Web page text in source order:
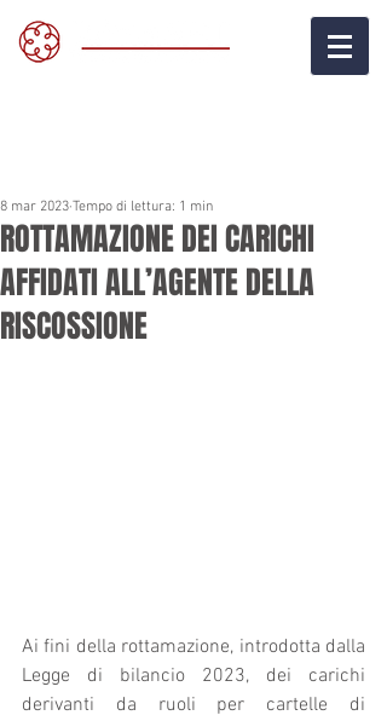
ROTTAMAZIONE DEI CARICHI
AFFIDATI ALL’AGENTE DELLA
RISCOSSIONE
8 mar 2023 Tempo di lettura: 1 min
Ai fini della rottamazione, introdotta dalla
Legge di bilancio 2023, dei carichi
derivanti da ruoli per cartelle di